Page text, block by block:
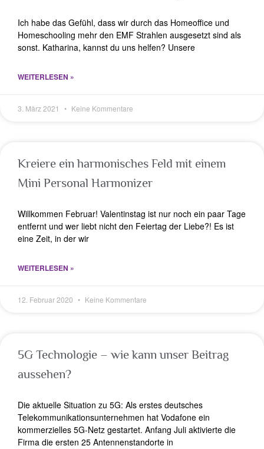
Ich habe das Gefühl, dass wir durch das Homeoffice und
Homeschooling mehr den EMF Strahlen ausgesetzt sind als
sonst. Katharina, kannst du uns helfen? Unsere
WEITERLESEN »
3. März 2021 Keine Kommentare
Kreiere ein harmonisches Feld mit einem
Mini Personal Harmonizer
Willkommen Februar! Valentinstag ist nur noch ein paar Tage
entfernt und wer liebt nicht den Feiertag der Liebe?! Es ist
eine Zeit, in der wir
WEITERLESEN »
12. Februar 2020 Keine Kommentare
5G Technologie – wie kann unser Beitrag
aussehen?
Die aktuelle Situation zu 5G: Als erstes deutsches
Telekommunikationsunternehmen hat Vodafone ein
kommerzielles 5G-Netz gestartet. Anfang Juli aktivierte die
Firma die ersten 25 Antennenstandorte in